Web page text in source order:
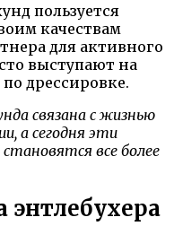
пользуется
качествам
для активного
выступают на
дрессировке.
связана с жизнью
а сегодня эти
все более